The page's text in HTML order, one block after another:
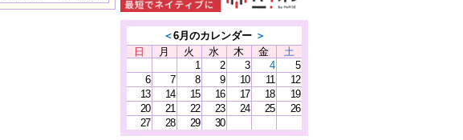
＜6月のカレンダー ＞
日
月 火 水 木 金
土
1
2 3 4
5
6
7 8 9 10 11
12
13
14 15 16 17 18
19
20
21 22 23 24 25
26
27
28 29 30